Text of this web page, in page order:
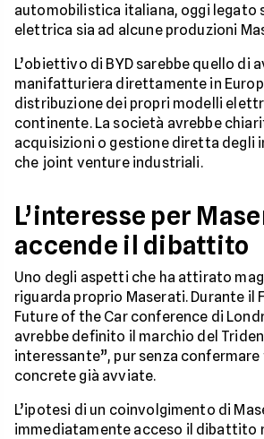
automobilistica italiana, oggi legato
elettrica sia ad alcune produzioni
L’obiettivo di BYD sarebbe quello di
manifatturiera direttamente in
distribuzione dei propri modelli
continente. La società avrebbe
acquisizioni o gestione diretta degli
che joint venture industriali.
L’interesse per
accende il dibattito
Uno degli aspetti che ha attirato
riguarda proprio Maserati. Durante il
Future of the Car conference di
avrebbe definito il marchio del
interessante”, pur senza
concrete già avviate.
L’ipotesi di un coinvolgimento di
immediatamente acceso il dibattito